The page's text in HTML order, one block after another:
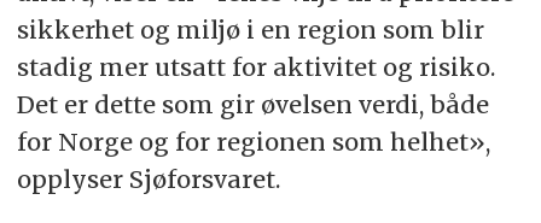
sikkerhet og miljø i en region som blir
stadig mer utsatt for aktivitet og risiko.
Det er dette som gir øvelsen verdi, både
for Norge og for regionen som helhet»,
opplyser Sjøforsvaret.